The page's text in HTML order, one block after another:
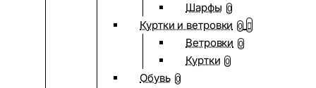
Шарфы 0
Куртки и ветровки 0
Ветровки 0
Куртки 0
Обувь 0